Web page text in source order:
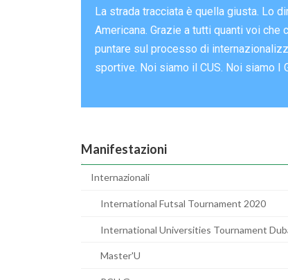
La strada tracciata è quella giusta. Lo
Americana. Grazie a tutti quanti voi
puntare sul processo di
sportive. Noi siamo il CUS. Noi siamo I
Manifestazioni
Internazionali
International Futsal Tournament 2020
International Universities Tournament
Master'U